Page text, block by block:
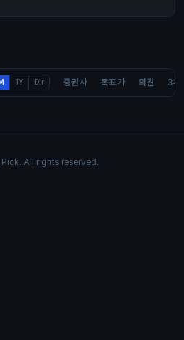
1Y Dir 증권사 목표가 의견 3개
All rights reserved.